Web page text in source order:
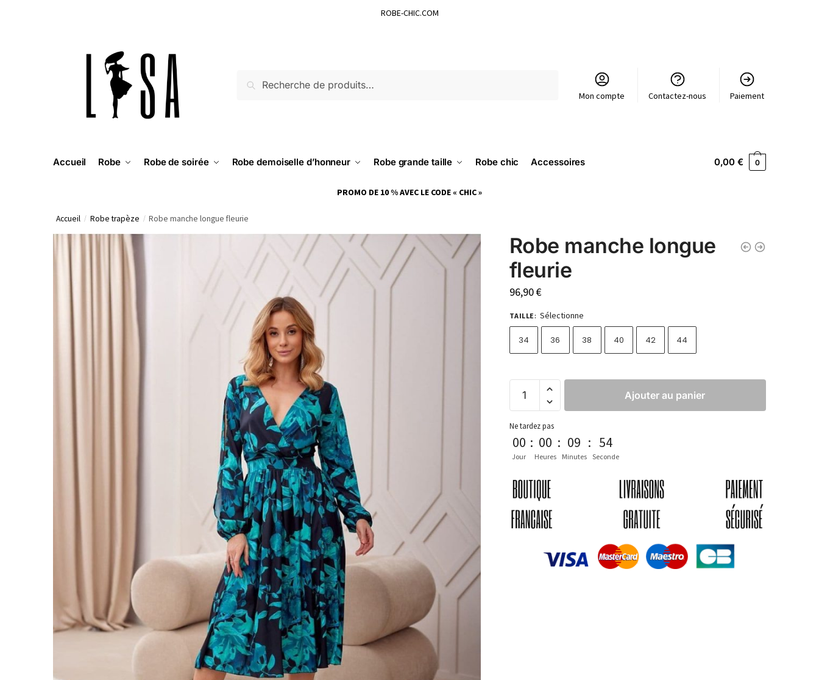
ROBE-CHIC.COM
RECHERCHE
Mon compte Contactez-nous Paiement
Accueil Robe Robe de soirée Robe demoiselle d’honneur Robe grande taille Robe chic Accessoires 0,00€ 0
PROMO DE 10 % AVEC LE CODE « CHIC »
Accueil / Robe trapèze / Robe manche longue fleurie
Robe manche longue
fleurie
96,90€
TAILLE: Sélectionne
34 36 38 40 42 44
Ajouter au panier
Ne tardez pas
00
Jour
: 00
Heures
: 09
Minutes
: 53
Seconde